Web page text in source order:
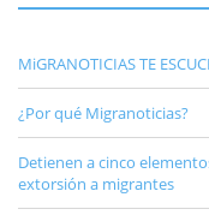
MiGRANOTICIAS TE
¿Por qué Migranoticias?
Detienen a cinco
extorsión a migrantes